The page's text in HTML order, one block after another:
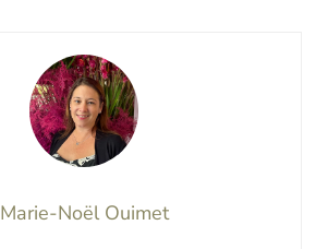
Marie-Noël Ouimet